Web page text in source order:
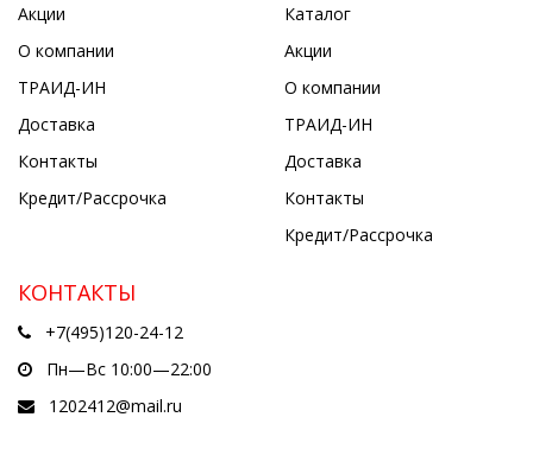
Акции
О компании
ТРАИД-ИН
Доставка
Контакты
Кредит/Рассрочка
Каталог
Акции
О компании
ТРАИД-ИН
Доставка
Контакты
Кредит/Рассрочка
КОНТАКТЫ
+7(495)120-24-12
Пн—Вс 10:00—22:00
1202412@mail.ru